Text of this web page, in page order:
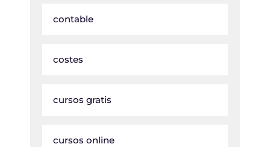
contable
costes
cursos gratis
cursos online